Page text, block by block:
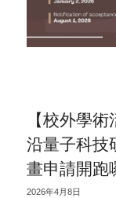
【校外學
沿量子科技
畫申請開跑
2026年4月8日